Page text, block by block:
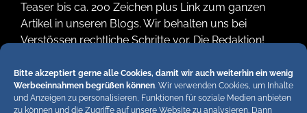
Bitte akzeptiert gerne alle Cookies, damit wir auch weiterhin ein wenig
Werbeeinnahmen begrüßen können. Wir verwenden Cookies, um Inhalte
und Anzeigen zu personalisieren, Funktionen für soziale Medien anbieten
zu können und die Zugriffe auf unsere Website zu analysieren. Dann
Teaser bis ca. 200 Zeichen plus Link zum ganzen
Artikel in unseren Blogs. Wir behalten uns bei
Verstössen rechtliche Schritte vor. Die Redaktion!